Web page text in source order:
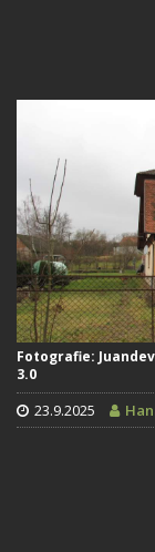
Fotografie:
3.0
23.9.2025